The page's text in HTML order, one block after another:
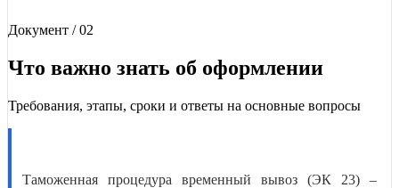
Документ / 02
Что важно знать об оформлении
Требования, этапы, сроки и ответы на основные вопросы
Таможенная процедура временный вывоз (ЭК 23) –